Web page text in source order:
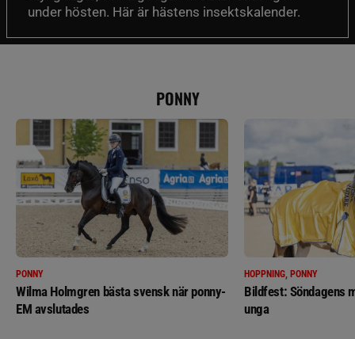
under hösten. Här är hästens insektskalender.
PONNY
PONNY
Wilma Holmgren bästa svensk när ponny-
EM avslutades
HOPPNING, PONNY
Bildfest: Söndagens
unga